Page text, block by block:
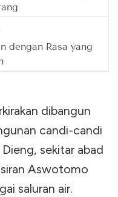
dengan Rasa yang
dibangun
candi-candi
sekitar abad
Aswotomo
saluran air.